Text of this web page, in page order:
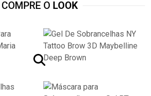
COMPRE O LOOK